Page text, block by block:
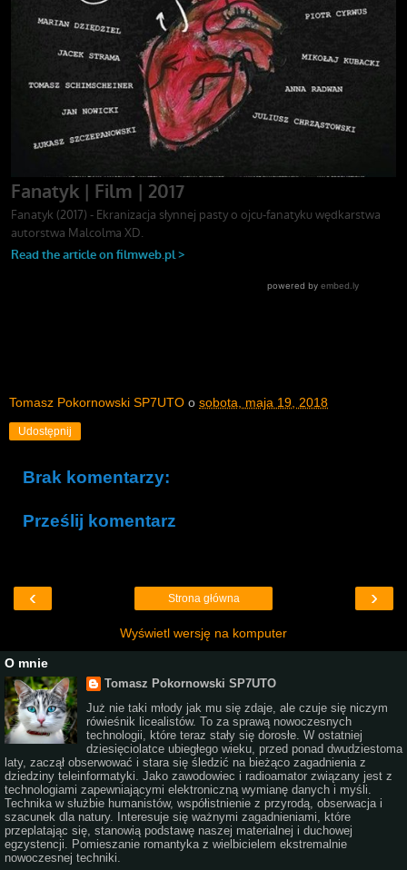
Tomasz Pokornowski SP7UTO o sobota, maja 19, 2018
Udostępnij
Brak komentarzy:
Prześlij komentarz
‹ ›
Strona główna
Wyświetl wersję na komputer
O mnie
Tomasz Pokornowski SP7UTO
Już nie taki młody jak mu się zdaje, ale czuje się niczym
rówieśnik licealistów. To za sprawą nowoczesnych
technologii, które teraz stały się dorosłe. W ostatniej
dziesięciolatce ubiegłego wieku, przed ponad dwudziestoma
laty, zaczął obserwować i stara się śledzić na bieżąco zagadnienia z
dziedziny teleinformatyki. Jako zawodowiec i radioamator związany jest z
technologiami zapewniającymi elektroniczną wymianę danych i myśli.
Technika w służbie humanistów, współistnienie z przyrodą, obserwacja i
szacunek dla natury. Interesuje się ważnymi zagadnieniami, które
przeplatając się, stanowią podstawę naszej materialnej i duchowej
egzystencji. Pomieszanie romantyka z wielbicielem ekstremalnie
nowoczesnej techniki.